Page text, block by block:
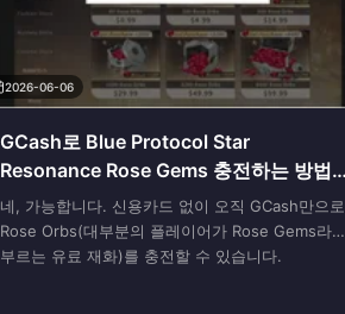
2026-06-06
GCash로 Blue Protocol Star
Resonance Rose Gems 충전하는 방법
(카드 없이)
네, 가능합니다. 신용카드 없이 오직 GCash만으로
Rose Orbs(대부분의 플레이어가 Rose Gems라고
부르는 유료 재화)를 충전할 수 있습니다.